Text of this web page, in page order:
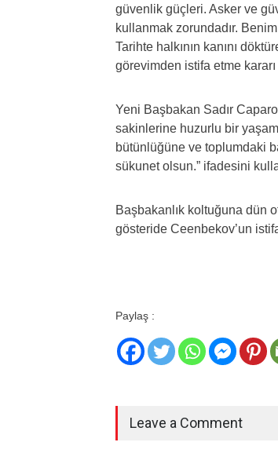
güvenlik güçleri. Asker ve
kullanmak zorundadır.
Tarihte halkının kanını
görevimden istifa etme kararı
Yeni Başbakan Sadır
sakinlerine huzurlu bir
bütünlüğüne ve toplumdaki
sükunet olsun.” ifadesini
Başbakanlık koltuğuna dün
gösteride Ceenbekov’un
Paylaş :
Leave a Comment